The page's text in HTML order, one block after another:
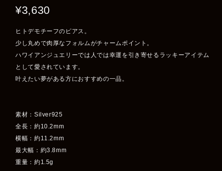
¥3,630
ヒトデモチーフのピアス。
少し丸めで肉厚なフォルムがチャームポイント。
ハワイアンジュエリーでは人では幸運を引き寄せるラッキーアイテム
として愛されています。
叶えたい夢がある方におすすめの一品。
素材：Silver925
全長：約10.2mm
横幅：約11.2mm
最大幅：約3.8mm
重量：約1.5g